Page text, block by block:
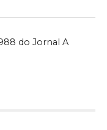
do Jornal A